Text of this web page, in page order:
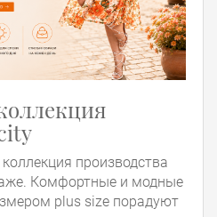
производства
Комфортные и модные
plus size порадуют